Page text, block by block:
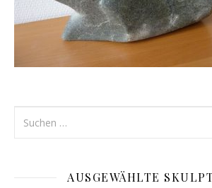
AUSGEWÄHLTE